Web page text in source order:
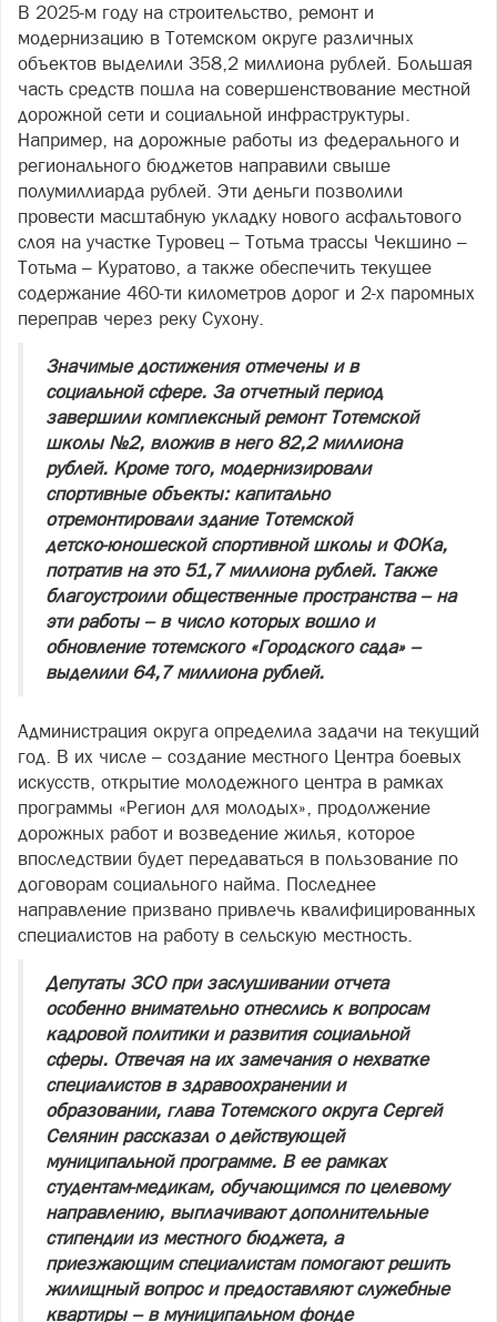
В 2025-м году на строительство, ремонт и
модернизацию в Тотемском округе различных
объектов выделили 358,2 миллиона рублей. Большая
часть средств пошла на совершенствование местной
дорожной сети и социальной инфраструктуры.
Например, на дорожные работы из федерального и
регионального бюджетов направили свыше
полумиллиарда рублей. Эти деньги позволили
провести масштабную укладку нового асфальтового
слоя на участке Туровец – Тотьма трассы Чекшино –
Тотьма – Куратово, а также обеспечить текущее
содержание 460-ти километров дорог и 2-х паромных
переправ через реку Сухону.
Значимые достижения отмечены и в
социальной сфере. За отчетный период
завершили комплексный ремонт Тотемской
школы №2, вложив в него 82,2 миллиона
рублей. Кроме того, модернизировали
спортивные объекты: капитально
отремонтировали здание Тотемской
детско‑юношеской спортивной школы и ФОКа,
потратив на это 51,7 миллиона рублей. Также
благоустроили общественные пространства – на
эти работы – в число которых вошло и
обновление тотемского «Городского сада» –
выделили 64,7 миллиона рублей.
Администрация округа определила задачи на текущий
год. В их числе – создание местного Центра боевых
искусств, открытие молодежного центра в рамках
программы «Регион для молодых», продолжение
дорожных работ и возведение жилья, которое
впоследствии будет передаваться в пользование по
договорам социального найма. Последнее
направление призвано привлечь квалифицированных
специалистов на работу в сельскую местность.
Депутаты ЗСО при заслушивании отчета
особенно внимательно отнеслись к вопросам
кадровой политики и развития социальной
сферы. Отвечая на их замечания о нехватке
специалистов в здравоохранении и
образовании, глава Тотемского округа Сергей
Селянин рассказал о действующей
муниципальной программе. В ее рамках
студентам‑медикам, обучающимся по целевому
направлению, выплачивают дополнительные
стипендии из местного бюджета, а
приезжающим специалистам помогают решить
жилищный вопрос и предоставляют служебные
квартиры – в муниципальном фонде